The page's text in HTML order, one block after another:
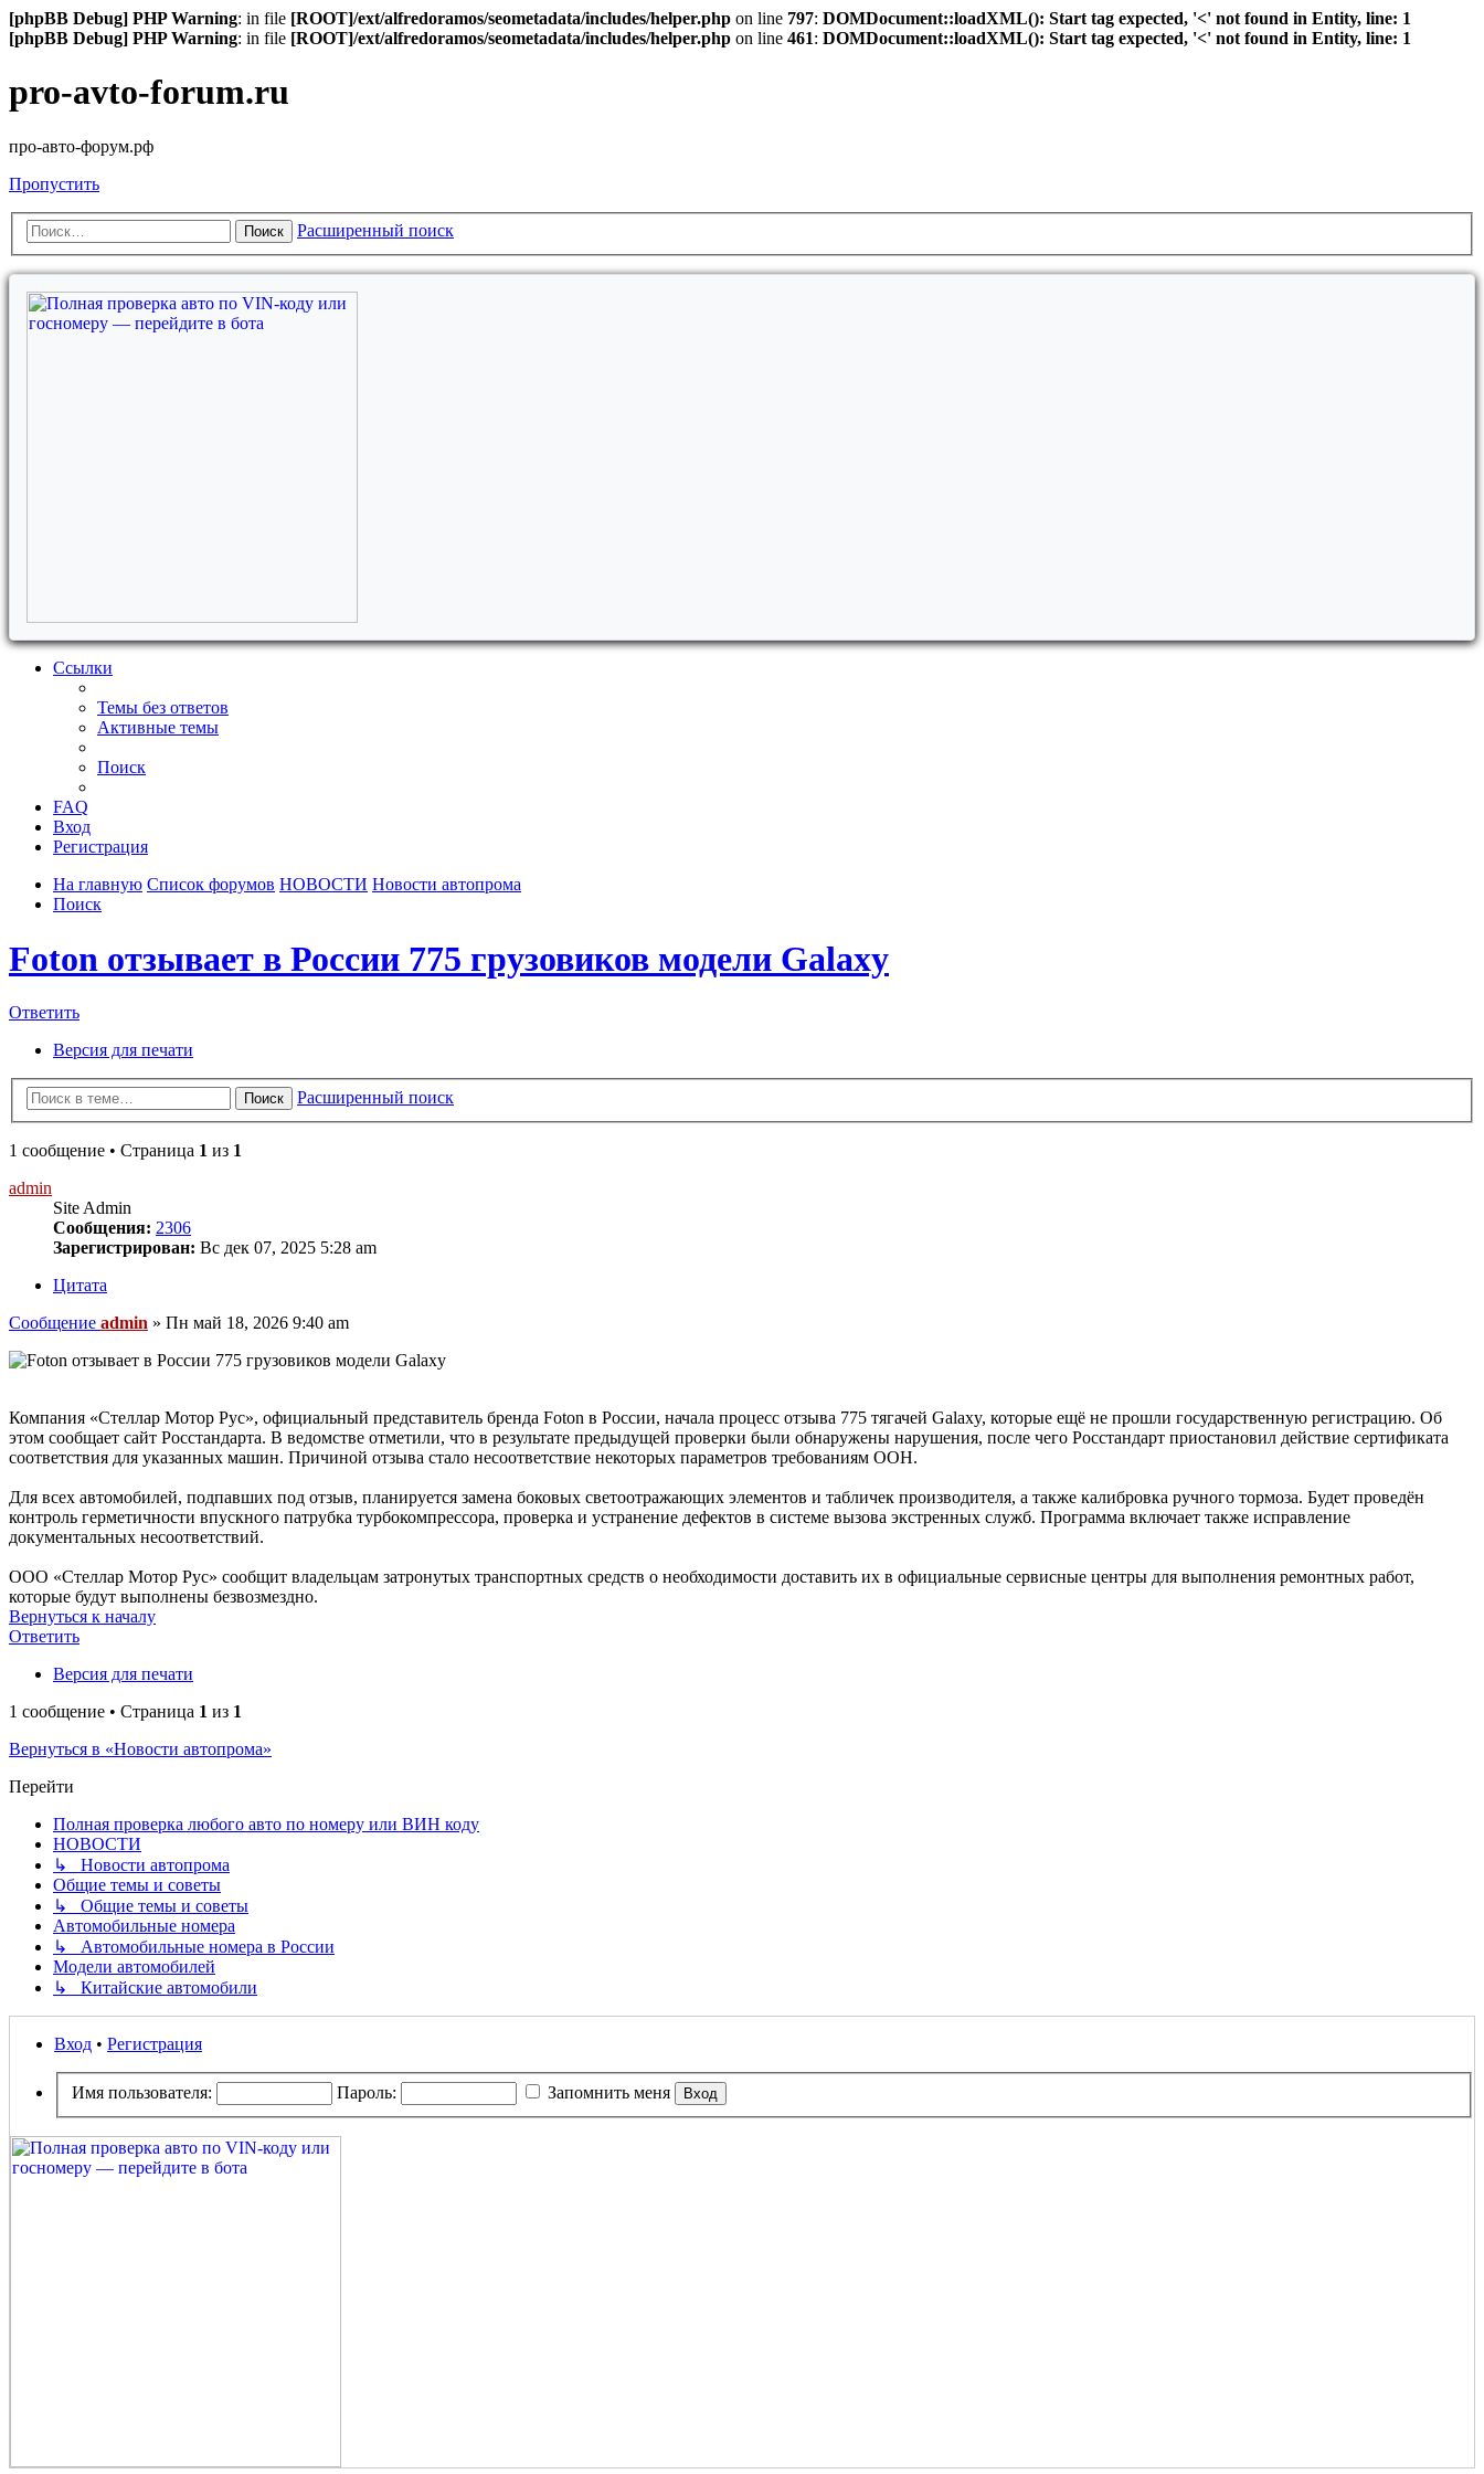
[phpBB Debug] PHP Warning: in file [ROOT]/ext/alfredoramos/seometadata/includes/helper.php on line 797: DOMDocument::loadXML(): Start tag expected, '<' not found in Entity, line: 1
[phpBB Debug] PHP Warning: in file [ROOT]/ext/alfredoramos/seometadata/includes/helper.php on line 461: DOMDocument::loadXML(): Start tag expected, '<' not found in Entity, line: 1
pro-avto-forum.ru
про-авто-форум.рф
Пропустить
Поиск Расширенный поиск
Ссылки
Темы без ответов
Активные темы
Поиск
FAQ
Вход
Регистрация
На главную Список форумов НОВОСТИ Новости автопрома
Поиск
Foton отзывает в России 775 грузовиков модели Galaxy
Ответить
Версия для печати
Поиск Расширенный поиск
1 сообщение • Страница 1 из 1
admin
Site Admin
Сообщения: 2306
Зарегистрирован: Вс дек 07, 2025 5:28 am
Цитата
Сообщение admin » Пн май 18, 2026 9:40 am
Компания «Стеллар Мотор Рус», официальный представитель бренда Foton в России, начала процесс отзыва 775 тягачей Galaxy, которые ещё не прошли государственную регистрацию. Об
этом сообщает сайт Росстандарта. В ведомстве отметили, что в результате предыдущей проверки были обнаружены нарушения, после чего Росстандарт приостановил действие сертификата
соответствия для указанных машин. Причиной отзыва стало несоответствие некоторых параметров требованиям ООН.
Для всех автомобилей, подпавших под отзыв, планируется замена боковых светоотражающих элементов и табличек производителя, а также калибровка ручного тормоза. Будет проведён
контроль герметичности впускного патрубка турбокомпрессора, проверка и устранение дефектов в системе вызова экстренных служб. Программа включает также исправление
документальных несоответствий.
ООО «Стеллар Мотор Рус» сообщит владельцам затронутых транспортных средств о необходимости доставить их в официальные сервисные центры для выполнения ремонтных работ,
которые будут выполнены безвозмездно.
Вернуться к началу
Ответить
Версия для печати
1 сообщение • Страница 1 из 1
Вернуться в «Новости автопрома»
Перейти
Полная проверка любого авто по номеру или ВИН коду
НОВОСТИ
↳ Новости автопрома
Общие темы и советы
↳ Общие темы и советы
Автомобильные номера
↳ Автомобильные номера в России
Модели автомобилей
↳ Китайские автомобили
Вход • Регистрация
Имя пользователя: Пароль: Запомнить меня